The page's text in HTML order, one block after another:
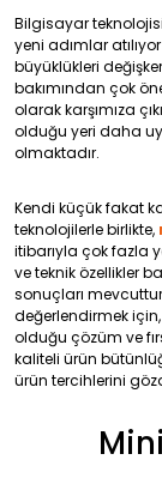
Bilgisayar
yeni adımlar
büyüklükleri
bakımından çok
olarak karşımıza
olduğu yeri daha
olmaktadır.
Kendi küçük fakat
teknolojilerle birlikte,
itibarıyla çok fazla
ve teknik özellikler
sonuçları
değerlendirmek
olduğu çözüm ve
kaliteli ürün
ürün tercihlerini